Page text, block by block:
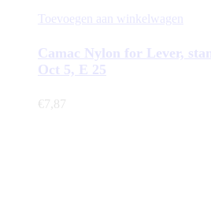
Toevoegen aan winkelwagen
Camac Nylon for Lever,
Oct 5, E 25
€ 7,87